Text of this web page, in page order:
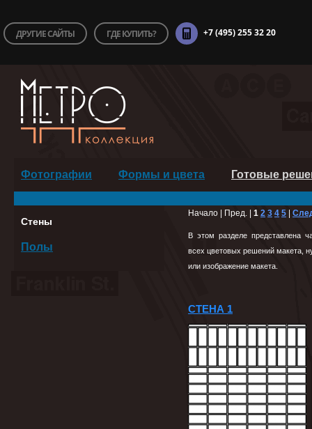
ДРУГИЕ САЙТЫ ГДЕ КУПИТЬ? +7 (495) 255 32 20
Фотографии Формы и цвета Готовые
Стены
Полы
Начало | Пред. | 1 2 3 4 5
В этом разделе представлена
всех цветовых решений макета,
или изображение макета.
СТЕНА 1